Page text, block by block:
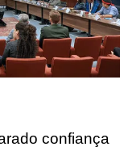
confiança